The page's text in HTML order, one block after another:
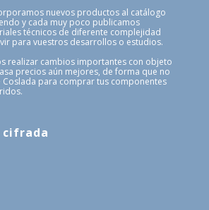
nuevos productos al catálogo
y cada muy poco publicamos
técnicos de diferente complejidad
para vuestros desarrollos o estudios.
realizar cambios importantes con objeto
precios aún mejores, de forma que no
Coslada para comprar tus componentes
cifrada